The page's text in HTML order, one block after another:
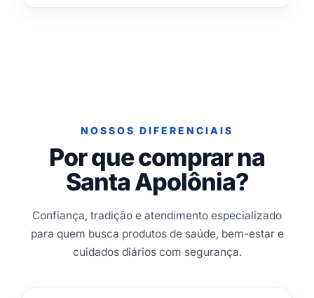
NOSSOS DIFERENCIAIS
Por que comprar na
Santa Apolônia?
Confiança, tradição e atendimento especializado
para quem busca produtos de saúde, bem-estar e
cuidados diários com segurança.